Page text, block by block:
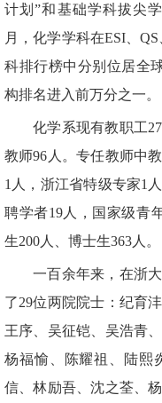
计划”和基础学科拔尖
月，化学学科在ESI、
科排行榜中分别位居全
构排名进入前万分之一。
化学系现有教职工
教师96人。专任教师中
1人，浙江省特级专家1
聘学者19人，国家级青
生200人、博士生363人。
一百余年来，在浙
了29位两院院士：纪育
王序、吴征铠、吴浩青
杨福愉、陈耀祖、陆熙
信、林励吾、沈之荃、